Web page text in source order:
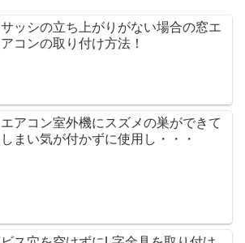
サッシの立ち上がりがない場合の窓エ
アコンの取り付け方法！
エアコン室外機にスズメの巣ができて
しまい気が付かずに使用し・・・